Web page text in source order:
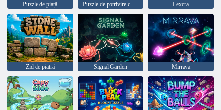
Puzzle de piață Puzzle de potrivire cu piese Lexora
Zid de piatră Signal Garden Mirrava